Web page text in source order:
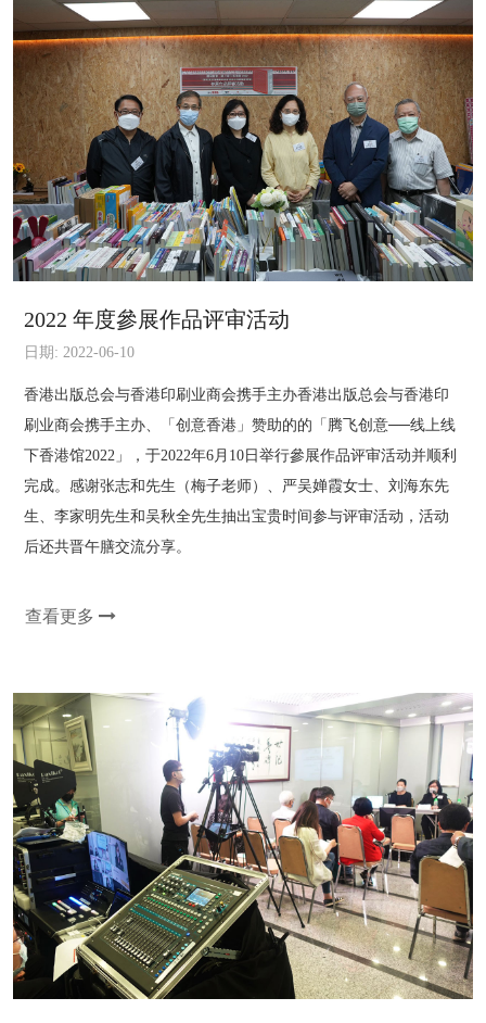
2022 年度參展作品评审活动
日期: 2022-06-10
香港出版总会与香港印刷业商会携手主办香港出版总会与香港印
刷业商会携手主办、「创意香港」赞助的的「腾飞创意──线上线
下香港馆2022」，于2022年6月10日举行參展作品评审活动并顺利
完成。感谢张志和先生（梅子老师）、严吴婵霞女士、刘海东先
生、李家明先生和吴秋全先生抽出宝贵时间参与评审活动，活动
后还共晋午膳交流分享。
查看更多